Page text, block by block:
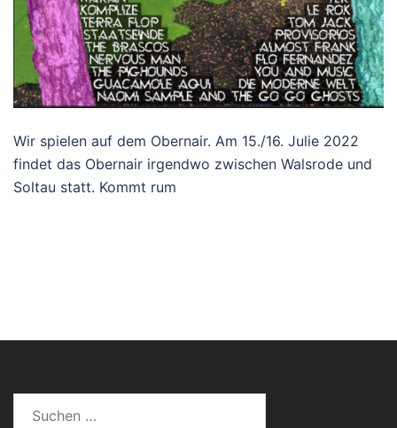
Wir spielen auf dem Obernair. Am 15./16. Julie 2022
findet das Obernair irgendwo zwischen Walsrode und
Soltau statt. Kommt rum